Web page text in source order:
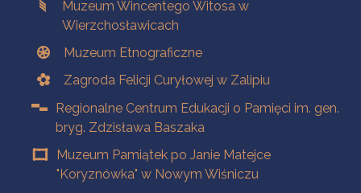
Muzeum Wincentego Witosa w
Wierzchosławicach
Muzeum Etnograficzne
Zagroda Felicji Curyłowej w Zalipiu
Regionalne Centrum Edukacji o Pamięci im. gen.
bryg. Zdzisława Baszaka
Muzeum Pamiątek po Janie Matejce
"Koryznówka" w Nowym Wiśniczu